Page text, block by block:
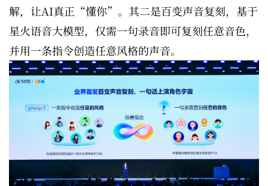
解，让AI真正“懂你”。其二是百变声音复刻，基于
星火语音大模型，仅需一句录音即可复刻任意音色，
并用一条指令创造任意风格的声音。